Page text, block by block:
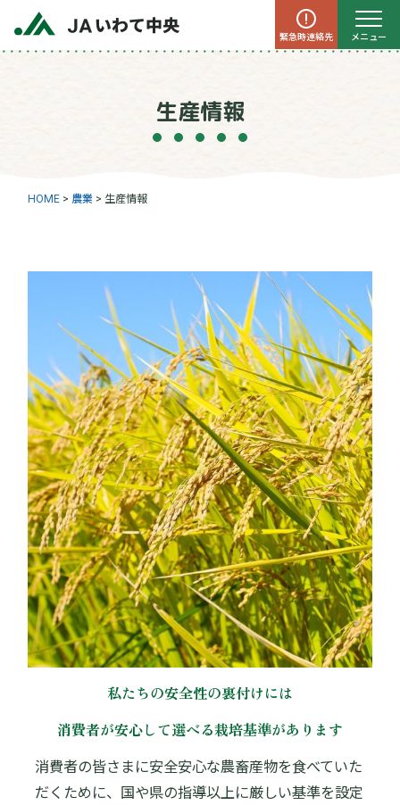
緊急時連絡先 メニュー
生産情報
HOME > 農業 > 生産情報
私たちの安全性の裏付けには
消費者が安心して選べる栽培基準があります
消費者の皆さまに安全安心な農畜産物を食べていた
だくために、国や県の指導以上に厳しい基準を設定